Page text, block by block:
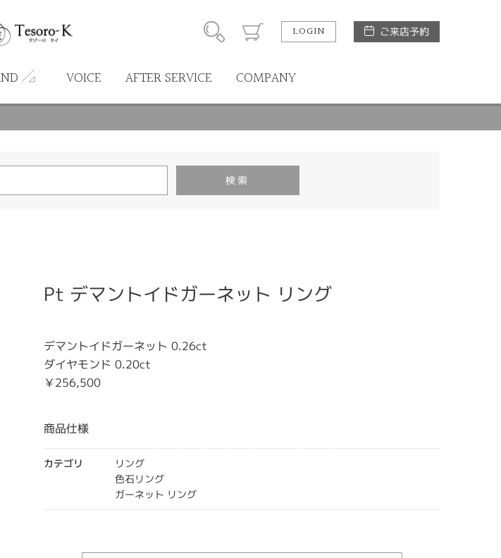
LOGIN ご来店予約
VOICE AFTER SERVICE COMPANY
Pt デマントイドガーネット リング
デマントイドガーネット 0.26ct
ダイヤモンド 0.20ct
￥256,500
商品仕様
カテゴリ
リング
色石リング
ガーネット リング